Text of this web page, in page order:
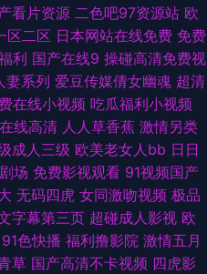
AV一本道加勒比 日韩欧美A视频 91
入口 91免费观看免 97资源站超碰 国
影在线电影观看 91黑料探花在线 91
91精选变态视频 91资源国产 www国
长腿后入 色悠悠亚洲综合 91每日大
产第11页 日韩成人无码 91精品视频
看片资源 二色吧97资源站 欧
区二区 日本网站在线免费 免费
利 国产在线9 操碰高清免费视
妻系列 爱豆传媒倩女幽魂 超清
在线小视频 吃瓜福利小视频
线高清 人人草香蕉 激情另类
成人三级 欧美老女人bb 日日
场 免费影视观看 91视频国产
无码四虎 女同激吻视频 极品
字幕第三页 超碰成人影视 欧
91色快播 福利撸影院 激情五月
草 国产高清不卡视频 四虎影